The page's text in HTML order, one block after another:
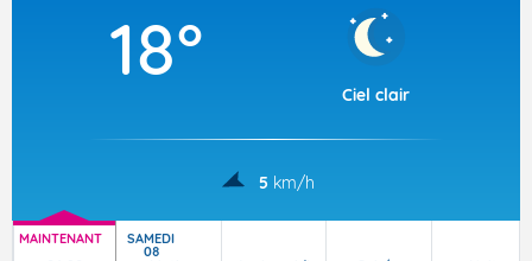
18°
Ciel clair
5 km/h
MAINTENANT SAMEDI
08